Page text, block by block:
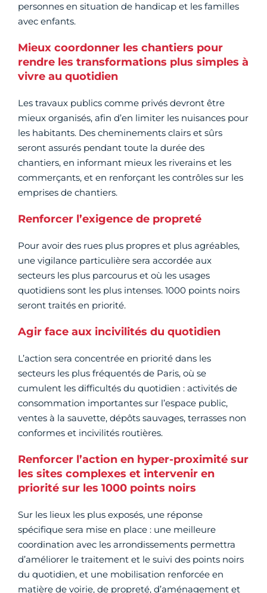
personnes en situation de handicap et les familles
avec enfants.
Mieux coordonner les chantiers pour
rendre les transformations plus simples à
vivre au quotidien
Les travaux publics comme privés devront être
mieux organisés, afin d’en limiter les nuisances pour
les habitants. Des cheminements clairs et sûrs
seront assurés pendant toute la durée des
chantiers, en informant mieux les riverains et les
commerçants, et en renforçant les contrôles sur les
emprises de chantiers.
Renforcer l’exigence de propreté
Pour avoir des rues plus propres et plus agréables,
une vigilance particulière sera accordée aux
secteurs les plus parcourus et où les usages
quotidiens sont les plus intenses. 1000 points noirs
seront traités en priorité.
Agir face aux incivilités du quotidien
L’action sera concentrée en priorité dans les
secteurs les plus fréquentés de Paris, où se
cumulent les difficultés du quotidien : activités de
consommation importantes sur l’espace public,
ventes à la sauvette, dépôts sauvages, terrasses non
conformes et incivilités routières.
Renforcer l’action en hyper-proximité sur
les sites complexes et intervenir en
priorité sur les 1000 points noirs
Sur les lieux les plus exposés, une réponse
spécifique sera mise en place : une meilleure
coordination avec les arrondissements permettra
d’améliorer le traitement et le suivi des points noirs
du quotidien, et une mobilisation renforcée en
matière de voirie, de propreté, d’aménagement et